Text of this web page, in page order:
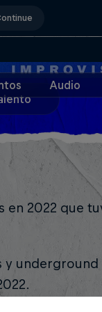
Audio
en 2022 que
y underground